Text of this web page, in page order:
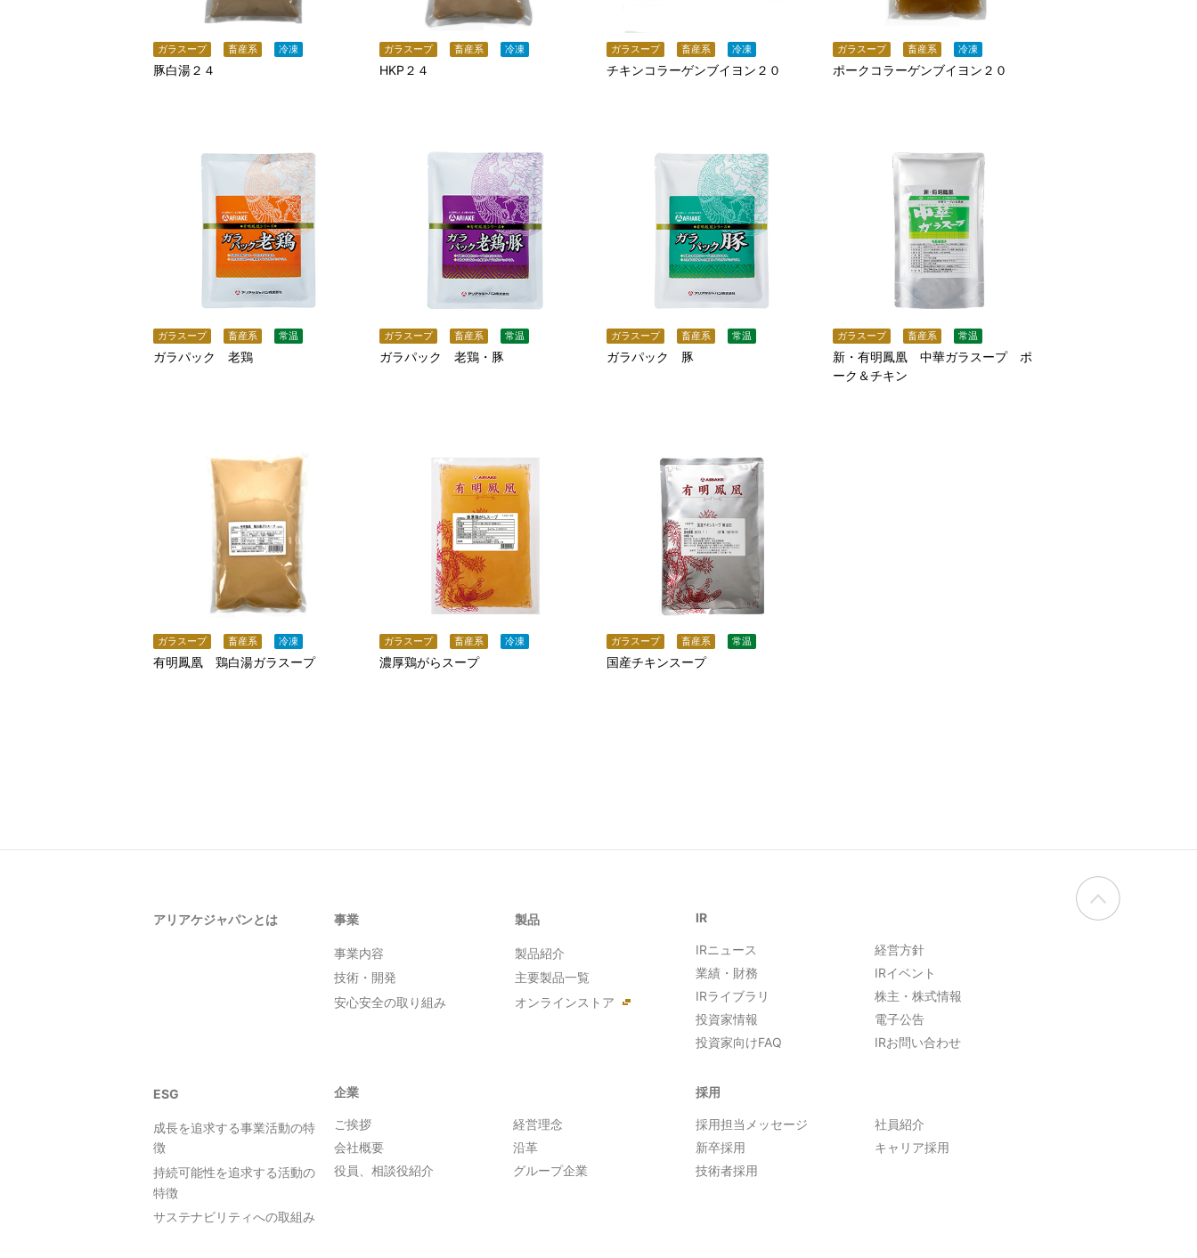
ガラスープ 畜産系 冷凍
豚白湯２４
ガラスープ 畜産系 冷凍
HKP２４
ガラスープ 畜産系 冷凍
チキンコラーゲンブイヨン２０
ガラスープ 畜産系 冷凍
ポークコラーゲンブイヨン２０
ガラスープ 畜産系 常温
ガラパック 老鶏
ガラスープ 畜産系 常温
ガラパック 老鶏・豚
ガラスープ 畜産系 常温
ガラパック 豚
ガラスープ 畜産系 常温
新・有明鳳凰 中華ガラスープ ポ
ーク＆チキン
ガラスープ 畜産系 冷凍
有明鳳凰 鶏白湯ガラスープ
ガラスープ 畜産系 冷凍
濃厚鶏がらスープ
ガラスープ 畜産系 常温
国産チキンスープ
アリアケジャパンとは 事業
事業内容
技術・開発
安心安全の取り組み
製品
製品紹介
主要製品一覧
オンラインストア
IR
IRニュース
経営方針
業績・財務
IRイベント
IRライブラリ
株主・株式情報
投資家情報
電子公告
投資家向けFAQ
IRお問い合わせ
ESG
成長を追求する事業活動の特
徴
持続可能性を追求する活動の
特徴
サステナビリティへの取組み
企業
ご挨拶
経営理念
会社概要
沿革
役員、相談役紹介
グループ企業
採用
採用担当メッセージ
社員紹介
新卒採用
キャリア採用
技術者採用